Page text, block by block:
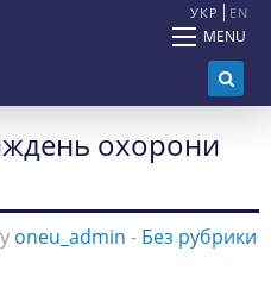
УКР EN
MENU
охорони
oneu_admin - Без рубрики